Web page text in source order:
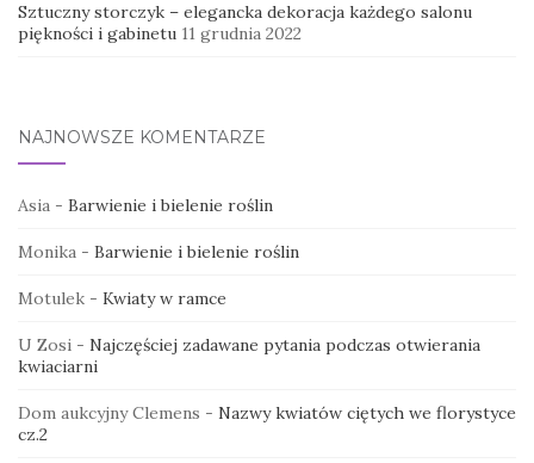
Sztuczny storczyk – elegancka dekoracja każdego salonu
piękności i gabinetu 11 grudnia 2022
NAJNOWSZE KOMENTARZE
Asia - Barwienie i bielenie roślin
Monika - Barwienie i bielenie roślin
Motulek - Kwiaty w ramce
U Zosi - Najczęściej zadawane pytania podczas otwierania
kwiaciarni
Dom aukcyjny Clemens - Nazwy kwiatów ciętych we florystyce
cz.2